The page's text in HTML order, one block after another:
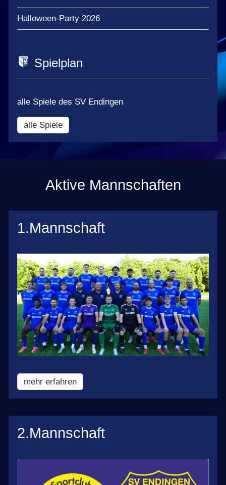
Halloween-Party 2026
Spielplan
alle Spiele des SV Endingen
alle Spiele
Aktive Mannschaften
1.Mannschaft
mehr erfahren
2.Mannschaft